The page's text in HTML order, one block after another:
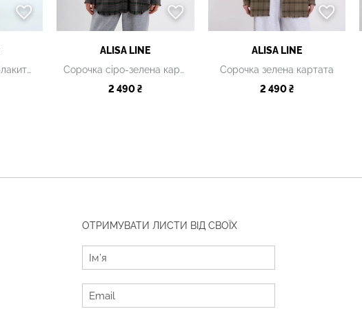
Сорочка картата блакитна
ALISA LINE
Сорочка сіро-зелена картата
2 490 ₴
ALISA LINE
Сорочка зелена картата
2 490 ₴
ОТРИМУВАТИ ЛИСТИ ВІД СВОЇХ